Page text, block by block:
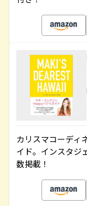
カリスマコーディ
イド。インスタジ
数掲載！